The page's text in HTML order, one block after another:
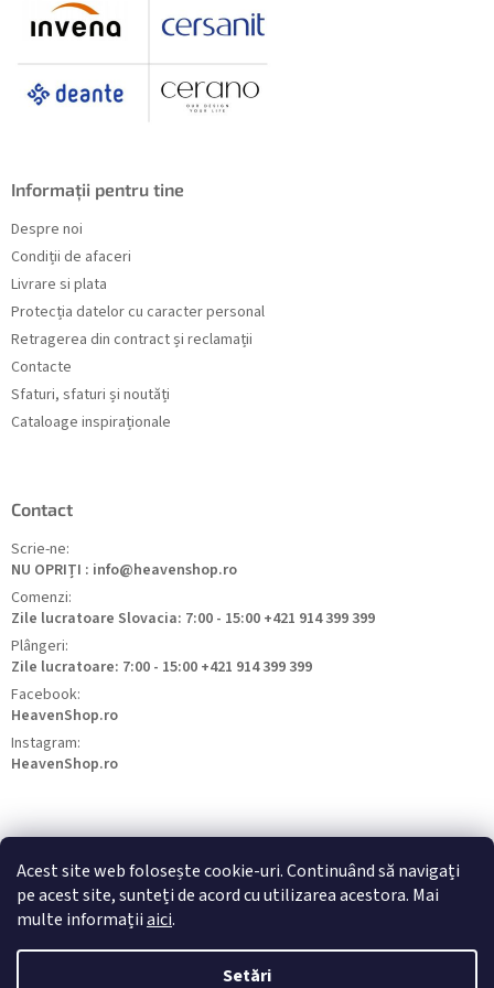
Acest site web folosește cookie-uri. Continuând să navigați
pe acest site, sunteți de acord cu utilizarea acestora. Mai
multe informațiiaici.
Setări
Informații pentru tine
Despre noi
Condiții de afaceri
Livrare si plata
Protecția datelor cu caracter personal
Retragerea din contract și reclamații
Contacte
Sfaturi, sfaturi și noutăți
Cataloage inspiraționale
Contact
Scrie-ne:
NU OPRIȚI : info@heavenshop.ro
Comenzi:
Zile lucratoare Slovacia: 7:00 - 15:00 +421 914 399 399
Plângeri:
Zile lucratoare: 7:00 - 15:00 +421 914 399 399
Facebook:
HeavenShop.ro
Instagram:
HeavenShop.ro
HeavenShop.sk HeavenShop.hu HeavenShop.cz